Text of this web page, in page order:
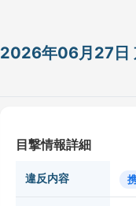
2026年06月27日
目撃情報詳細
違反内容